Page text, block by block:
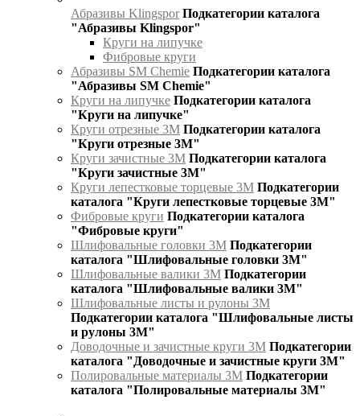
Абразивы Klingspor Подкатегории каталога
"Абразивы Klingspor"
Круги на липучке
Фибровые круги
Абразивы SM Chemie Подкатегории каталога
"Абразивы SM Chemie"
Круги на липучке Подкатегории каталога
"Круги на липучке"
Круги отрезные 3М Подкатегории каталога
"Круги отрезные 3М"
Круги зачистные 3М Подкатегории каталога
"Круги зачистные 3М"
Круги лепестковые торцевые 3М Подкатегории
каталога "Круги лепестковые торцевые 3М"
Фибровые круги Подкатегории каталога
"Фибровые круги"
Шлифовальные головки 3М Подкатегории
каталога "Шлифовальные головки 3М"
Шлифовальные валики 3М Подкатегории
каталога "Шлифовальные валики 3М"
Шлифовальные листы и рулоны 3М
Подкатегории каталога "Шлифовальные листы
и рулоны 3М"
Доводочные и зачистные круги 3М Подкатегории
каталога "Доводочные и зачистные круги 3М"
Полировальные материалы 3М Подкатегории
каталога "Полировальные материалы 3М"